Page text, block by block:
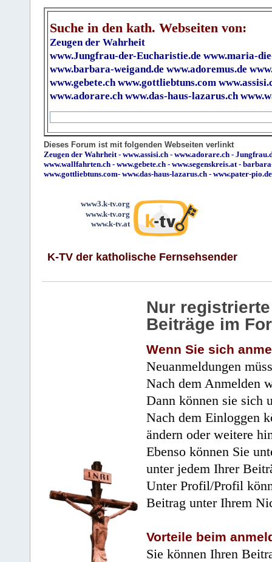
Suche in den kath. Webseiten von:
Zeugen der Wahrheit
www.Jungfrau-der-Eucharistie.de www.maria-
www.barbara-weigand.de www.adoremus.de
www.gebete.ch www.gottliebtuns.com
www.adorare.ch www.das-haus-lazarus.ch
Dieses Forum ist mit folgenden Webseiten verlinkt
Zeugen der Wahrheit- www.assisi.ch - www.adorare.ch -
www.wallfahrten.ch - www.gebete.ch - www.segenskreis.at-
www.gottliebtuns.com- www.das-haus-lazarus.ch - www.pater-pio.de
www3.k-tv.org
www.k-tv.org
www.k-tv.at
K-TV der katholische Fernsehsender
Nur
Beiträge im
Wenn Sie sich
Neuanmeldungen
Nach dem Anmelden
Dann können sie sich
Nach dem Einloggen
ändern oder weitere
Ebenso können Sie
unter jedem Ihrer
Unter Profil/Profil
Beitrag unter Ihrem
Vorteile beim
Sie können Ihren